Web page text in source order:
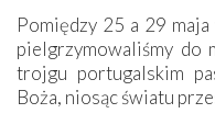
Pomiędzy 25 a 29
pielgrzymowaliśmy do
trojgu portugalskim
Boża, niosąc światu